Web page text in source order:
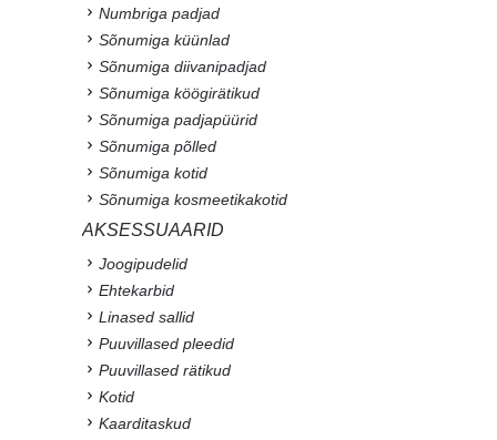
Numbriga padjad
Sõnumiga küünlad
Sõnumiga diivanipadjad
Sõnumiga köögirätikud
Sõnumiga padjapüürid
Sõnumiga põlled
Sõnumiga kotid
Sõnumiga kosmeetikakotid
AKSESSUAARID
Joogipudelid
Ehtekarbid
Linased sallid
Puuvillased pleedid
Puuvillased rätikud
Kotid
Kaarditaskud